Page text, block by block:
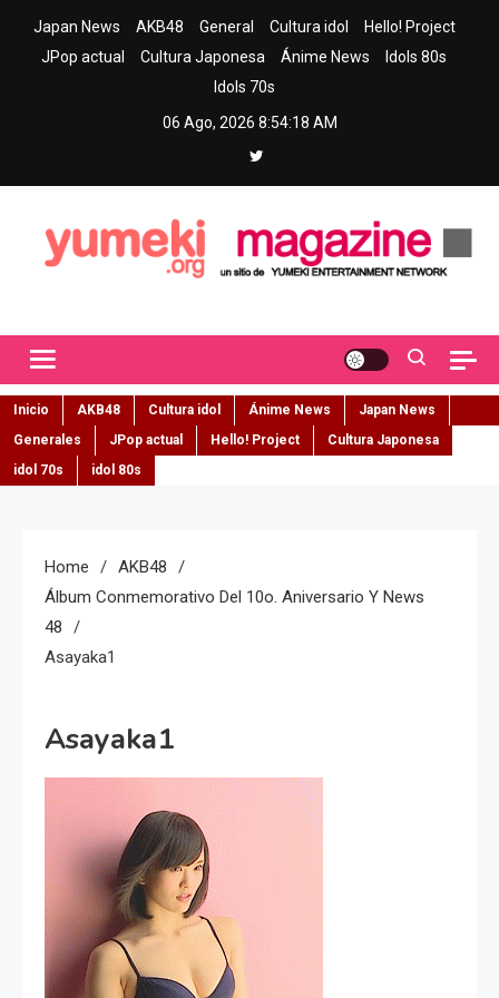
Japan News AKB48 General Cultura idol
Hello! Project
JPop actual
Cultura Japonesa Ánime News
Idols 80s
Idols 70s
06 Ago, 2026 8:54:19 AM
Inicio AKB48 Cultura idol Ánime News
Japan News
Generales
JPop actual Hello! Project
Cultura Japonesa
idol 70s
idol 80s
Home
AKB48
Álbum Conmemorativo Del 10o. Aniversario Y News
48
Asayaka1
Asayaka1